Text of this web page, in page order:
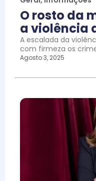
O rosto da
a violência
A escalada da
com firmeza os
Agosto 3, 2025